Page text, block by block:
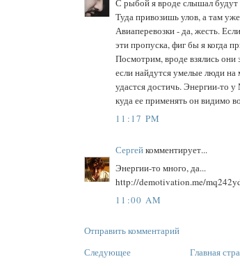
С рыбой я вроде слышал
Туда привозишь улов, а там
Авиаперевозки - да, жесть.
эти пропуска, фиг бы я когда
Посмотрим, вроде взялись они
если найдутся умелые люди на
удастся достичь. Энергии-то
куда ее применять он видимо
11:17 PM
Сергейкомментирует...
Энергии-то много, да...
http://demotivation.me/
11:00 AM
Отправить комментарий
Следующее
Главная